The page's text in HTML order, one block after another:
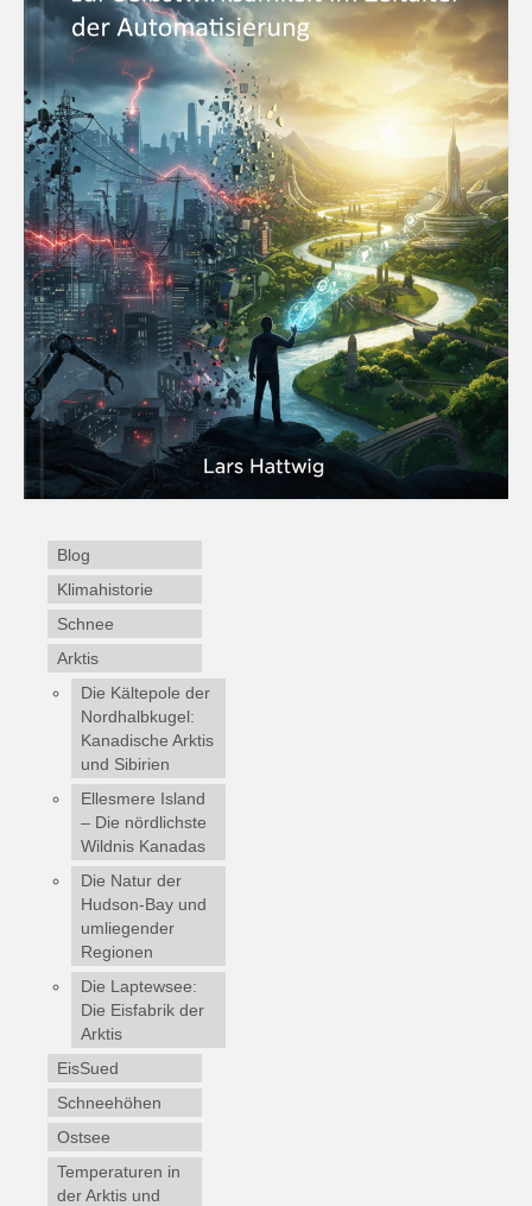
Blog
Klimahistorie
Schnee
Arktis
Die Kältepole der
Nordhalbkugel:
Kanadische Arktis
und Sibirien
Ellesmere Island
– Die nördlichste
Wildnis Kanadas
Die Natur der
Hudson-Bay und
umliegender
Regionen
Die Laptewsee:
Die Eisfabrik der
Arktis
EisSued
Schneehöhen
Ostsee
Temperaturen in
der Arktis und